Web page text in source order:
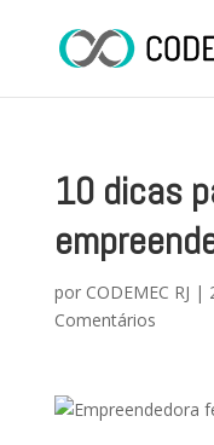
10 dicas
por CODEMEC RJ |
Comentários